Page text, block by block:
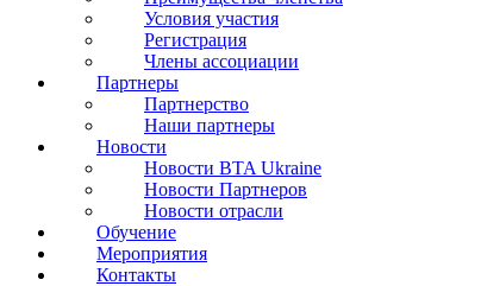
Условия участия
Регистрация
Члены ассоциации
Партнеры
Партнерство
Наши партнеры
Новости
Новости BTA Ukraine
Новости Партнеров
Новости отрасли
Обучение
Мероприятия
Контакты